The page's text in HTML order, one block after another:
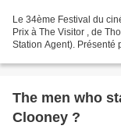
Le 34ème Festival du
Prix à The Visitor , de
Station Agent). Présenté
The men who
Clooney ?